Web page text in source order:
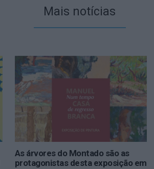
Mais notícias
As árvores do Montado são as
protagonistas desta exposição em